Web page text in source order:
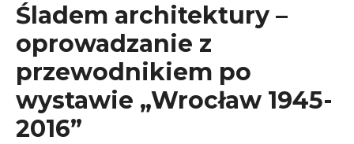
Śladem architektury –
oprowadzanie z
przewodnikiem po
wystawie „Wrocław 1945-
2016”